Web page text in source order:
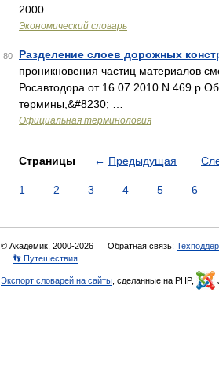
2000 …
Экономический словарь
80 Разделение слоев дорожных
проникновения частиц материалов
Росавтодора от 16.07.2010 N 469 р
термины,&#8230; …
Официальная терминология
Страницы ← Предыдущая
1 2 3 4 5 6
© Академик, 2000-2026 Обратная связь:
👣 Путешествия
Экспорт словарей на сайты , сделанные на PHP,